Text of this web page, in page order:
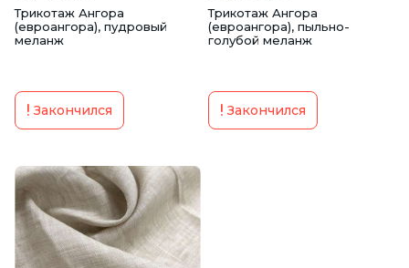
Трикотаж Ангора
(евроангора), пудровый
меланж
Закончился
Трикотаж Ангора
(евроангора), пыльно-
голубой меланж
Закончился